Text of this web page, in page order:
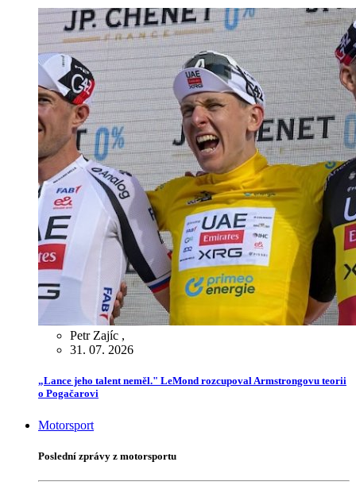
Petr Zajíc ,
31. 07. 2026
„Lance jeho talent neměl." LeMond rozcupoval Armstrongovu teorii
o Pogačarovi
Motorsport
Poslední zprávy z motorsportu